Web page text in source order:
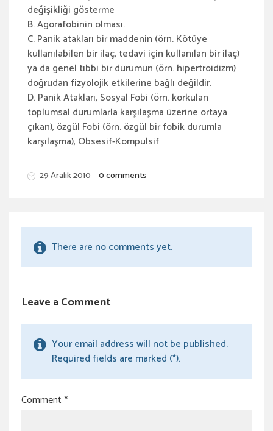
değişikliği gösterme
B. Agorafobinin olması.
C. Panik atakları bir maddenin (örn. Kötüye
kullanılabilen bir ilaç, tedavi için kullanılan bir ilaç)
ya da genel tıbbi bir durumun (örn. hipertroidizm)
doğrudan fizyolojik etkilerine bağlı değildir.
D. Panik Atakları, Sosyal Fobi (örn. korkulan
toplumsal durumlarla karşılaşma üzerine ortaya
çıkan), özgül Fobi (örn. özgül bir fobik durumla
karşılaşma), Obsesif-Kompulsif
29 Aralık 2010 0 comments
There are no comments yet.
Leave a Comment
Your email address will not be published.
Required fields are marked (*).
Comment*